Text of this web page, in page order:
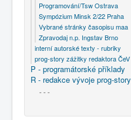
Programování/Tsw Ostrava
Sympózium Minsk 2/22 Praha
Vybrané stránky časopisu maa
Zpravodaj n.p. Ingstav Brno
interní autorské texty - rubriky
prog-story zážitky redaktora ČeV
P - programátorské příklady
R - redakce vývoje prog-story
- - -